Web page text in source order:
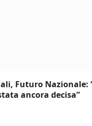
Futuro Nazionale:
ancora decisa”